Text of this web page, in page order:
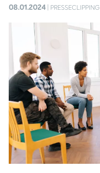
08.01.2024 | PRESSECLIPPING